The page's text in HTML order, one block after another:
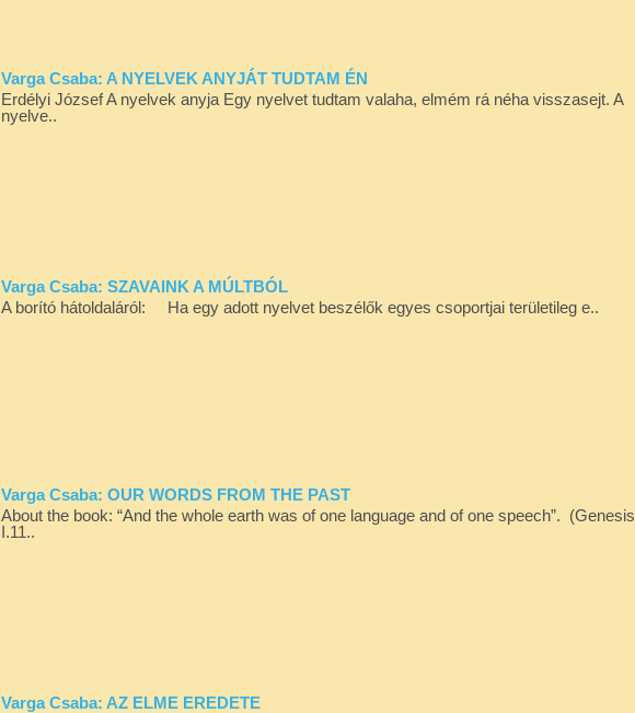
Varga Csaba: A NYELVEK ANYJÁT TUDTAM ÉN
Erdélyi József A nyelvek anyja Egy nyelvet tudtam valaha, elmém rá néha visszasejt. A
nyelve..
Varga Csaba: SZAVAINK A MÚLTBÓL
A borító hátoldaláról: Ha egy adott nyelvet beszélők egyes csoportjai területileg e..
Varga Csaba: OUR WORDS FROM THE PAST
About the book: “And the whole earth was of one language and of one speech”. (Genesis
I.11..
Varga Csaba: AZ ELME EREDETE